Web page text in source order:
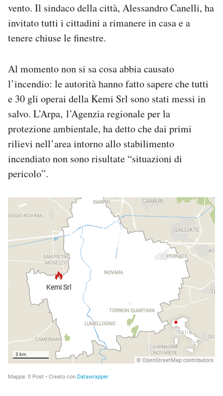
vento. Il sindaco della città, Alessandro Canelli, ha
invitato tutti i cittadini a rimanere in casa e a
tenere chiuse le finestre.
Al momento non si sa cosa abbia causato
l’incendio: le autorità hanno fatto sapere che tutti
e 30 gli operai della Kemi Srl sono stati messi in
salvo. L’Arpa, l’Agenzia regionale per la
protezione ambientale, ha detto che dai primi
rilievi nell’area intorno allo stabilimento
incendiato non sono risultate “situazioni di
pericolo”.